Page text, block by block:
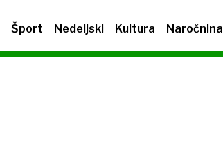
Šport Nedeljski Kultura Naročnina